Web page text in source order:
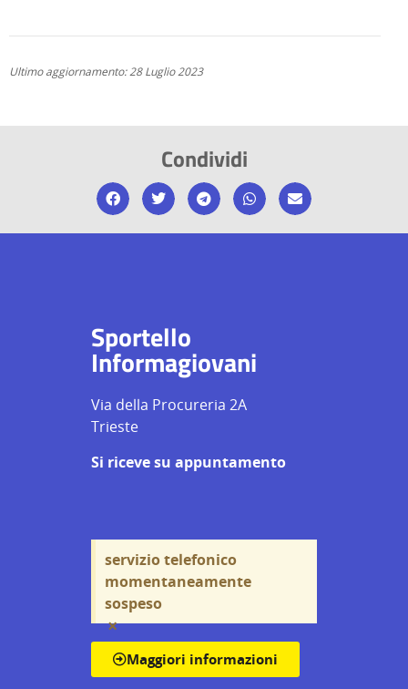
Ultimo aggiornamento: 28 Luglio 2023
Condividi
Sportello
Informagiovani
Via della Procureria 2A
Trieste
Si riceve su appuntamento
servizio telefonico
momentaneamente
sospeso
×
Maggiori informazioni